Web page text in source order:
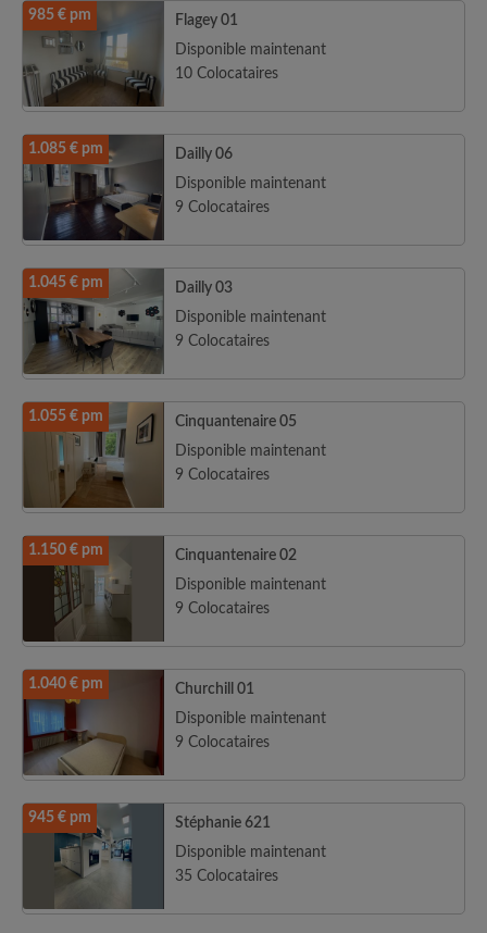
985 € pm
Flagey 01
Disponible maintenant
10 Colocataires
1.085 € pm
Dailly 06
Disponible maintenant
9 Colocataires
1.045 € pm
Dailly 03
Disponible maintenant
9 Colocataires
1.055 € pm
Cinquantenaire 05
Disponible maintenant
9 Colocataires
1.150 € pm
Cinquantenaire 02
Disponible maintenant
9 Colocataires
1.040 € pm
Churchill 01
Disponible maintenant
9 Colocataires
945 € pm
Stéphanie 621
Disponible maintenant
35 Colocataires